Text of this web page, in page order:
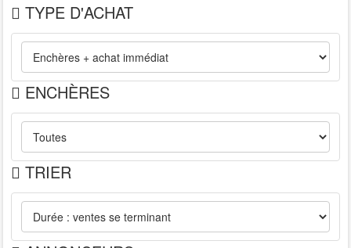
TYPE D'ACHAT
ENCHÈRES
TRIER